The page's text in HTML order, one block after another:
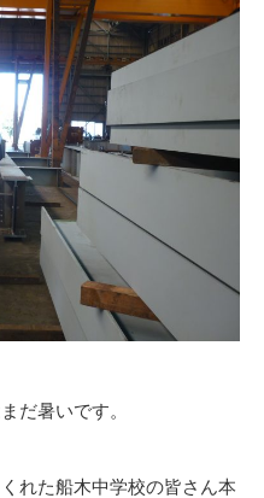
だ暑いです。
れた船木中学校の皆さん本